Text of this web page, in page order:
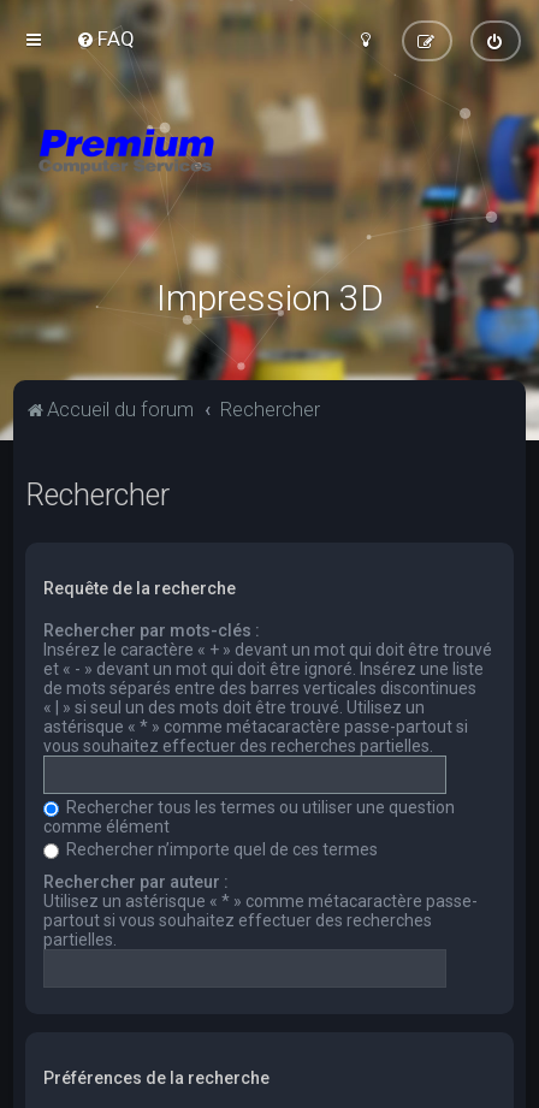
FAQ
Impression 3D
Accueil du forum Rechercher
Rechercher
Requête de la recherche
Rechercher par mots-clés :
Insérez le caractère « + » devant un mot qui doit être trouvé
et « - » devant un mot qui doit être ignoré. Insérez une liste
de mots séparés entre des barres verticales discontinues
« | » si seul un des mots doit être trouvé. Utilisez un
astérisque « * » comme métacaractère passe-partout si
vous souhaitez effectuer des recherches partielles.
Rechercher tous les termes ou utiliser une question
comme élément
Rechercher n’importe quel de ces termes
Rechercher par auteur :
Utilisez un astérisque « * » comme métacaractère passe-
partout si vous souhaitez effectuer des recherches
partielles.
Préférences de la recherche